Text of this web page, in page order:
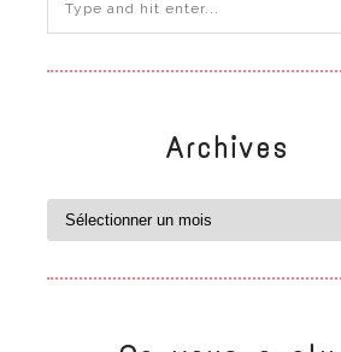
Archives